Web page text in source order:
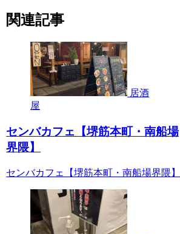
関連記事
居酒
屋
センバカフェ【堺筋本町・南船場
界隈】
センバカフェ【堺筋本町・南船場界隈】